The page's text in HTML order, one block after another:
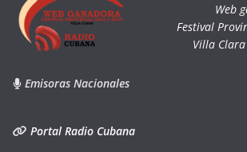
Web
Festival
Villa
Emisoras Nacionales
Portal Radio Cubana